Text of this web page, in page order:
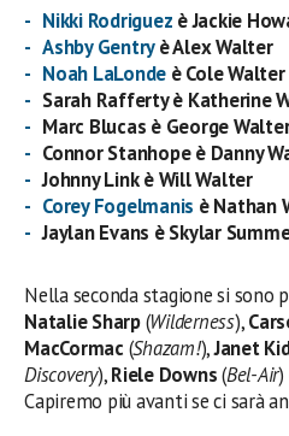
Nikki Rodriguez è Jackie
Ashby Gentryè Alex Walter
Noah LaLonde è Cole Walter
Sarah Rafferty è Katherine
Marc Blucas è George
Connor Stanhope è Danny
Johnny Link è Will Walter
Corey Fogelmanis è Nathan
Jaylan Evans è Skylar
Nella seconda stagione si sono
Natalie Sharp(Wilderness),
MacCormac (Shazam!),Janet
Discovery),Riele Downs(Bel-Air
Capiremo più avanti se ci sarà